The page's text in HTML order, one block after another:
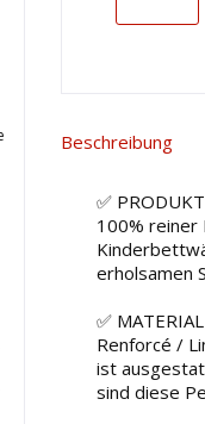
Beschreibung
✅
100% reiner
erholsamen
✅
Renforcé /
ist
sind diese